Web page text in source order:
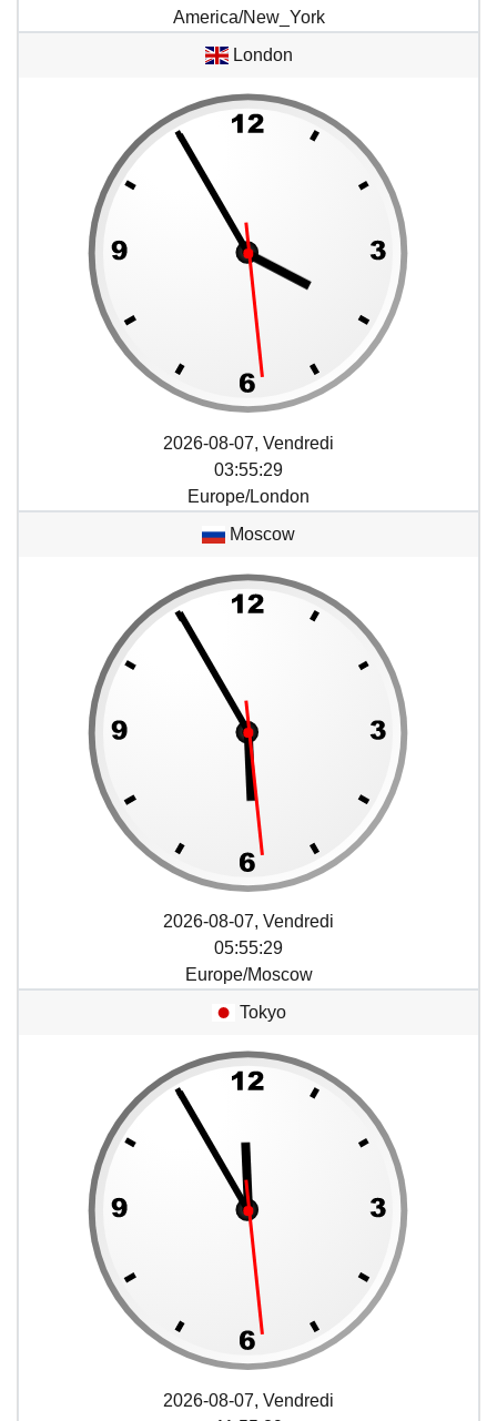
America/New_York
London
2026-08-07, Vendredi
03:55:29
Europe/London
Moscow
2026-08-07, Vendredi
05:55:29
Europe/Moscow
Tokyo
2026-08-07, Vendredi